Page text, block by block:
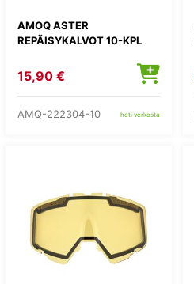
AMOQ ASTER
REPÄISYKALVOT 10-KPL
15,90 €
AMQ-222304-10 heti verkosta